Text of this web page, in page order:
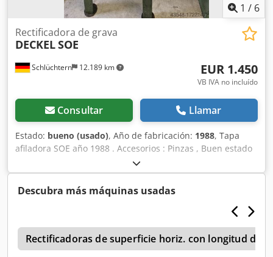
1 / 6
Schlüchtern 12.189 km
Rectificadora de grava
DECKELSOE
EUR 1.450
VB IVA no incluído
Consultar Llamar
Estado: bueno (usado), Año de fabricación: 1988, Tapa
afiladora SOE año 1988 . Accesorios : Pinzas , Buen estado
de funcionamiento. Dsdeuqv Naspfx Aifock
Descubra más máquinas usadas
Rectificadoras de superficie horiz. con longitud de